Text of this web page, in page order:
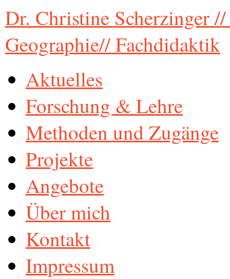
Dr. Christine Scherzinger
Geographie// Fachdidaktik
Aktuelles
Forschung & Lehre
Methoden und Zugänge
Projekte
Angebote
Über mich
Kontakt
Impressum